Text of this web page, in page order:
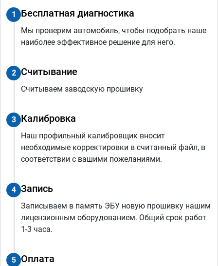
1 Бесплатная диагностика
Мы проверим автомобиль, чтобы подобрать наше
наиболее эффективное решение для него.
2 Считывание
Считываем заводскую прошивку
3 Калибровка
Наш профильный калибровщик вносит
необходимые корректировки в считанный файл, в
соответствии с вашими пожеланиями.
4 Запись
Записываем в память ЭБУ новую прошивку нашим
лицензионным оборудованием. Общий срок работ
1-3 часа.
5 Оплата